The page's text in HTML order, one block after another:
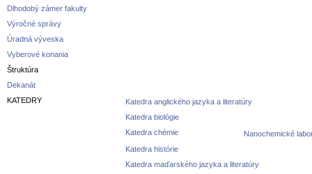
Dlhodobý zámer fakulty
Výročné správy
Úradná výveska
Vyberové konania
Štruktúra
Dekanát
KATEDRY
Katedra anglického jazyka a literatúry
Katedra biológie
Katedra chémie
Nanochemické
Katedra histórie
Katedra maďarského jazyka a literatúry